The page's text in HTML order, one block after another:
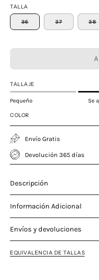
TALLA
36 37 38
TALLAJE
Pequeño Se
COLOR
Envío Gratis
Devolución 365 días
Descripción
Información Adicional
Envíos y devoluciones
EQUIVALENCIA DE TALLAS